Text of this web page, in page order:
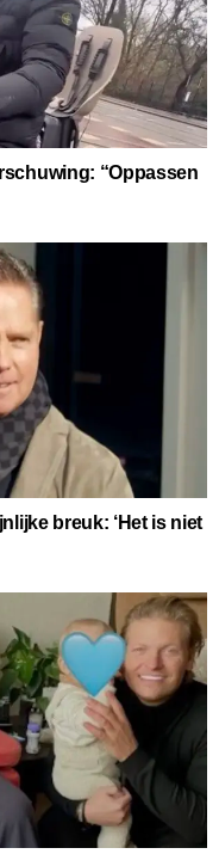
“Oppassen
breuk: ‘Het is niet